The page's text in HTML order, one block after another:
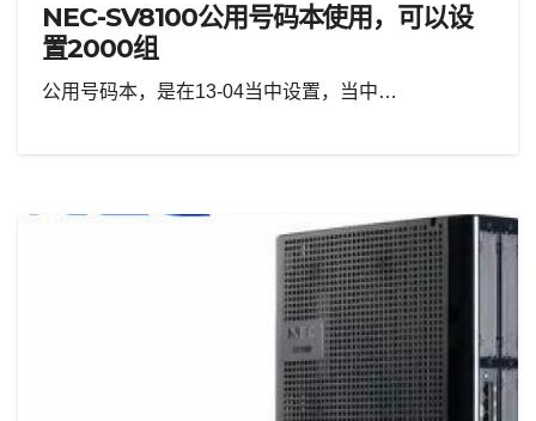
NEC-SV8100公用号码本使用，可以设
置2000组
公用号码本，是在13-04当中设置，当中…